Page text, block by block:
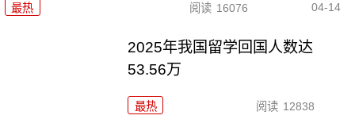
最热 阅读 16076 04-14
2025年我国留学回国人数达
53.56万
最热 阅读 12838